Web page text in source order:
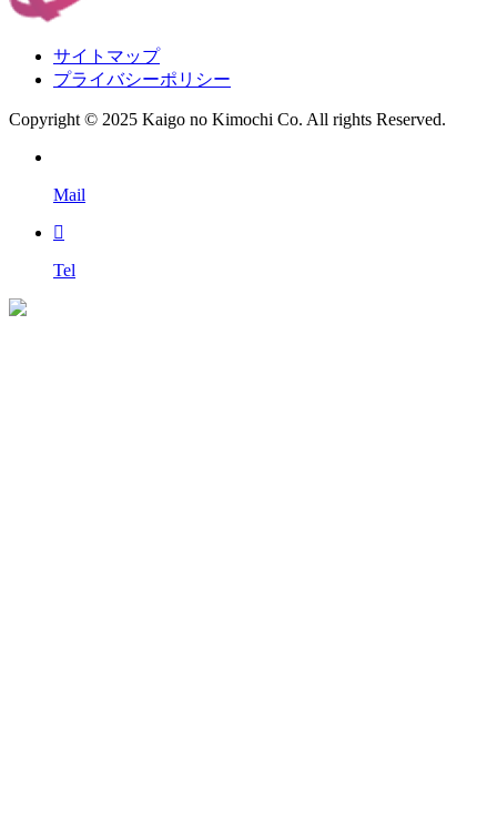
サイトマップ
プライバシーポリシー
Copyright © 2025 Kaigo no Kimochi Co. All rights Reserved.
Mail
Tel